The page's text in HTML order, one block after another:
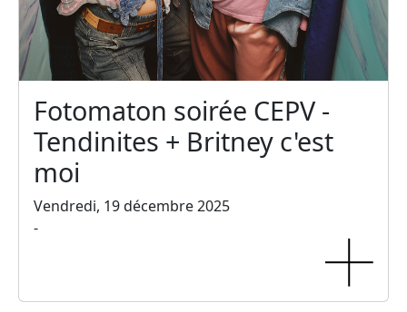
Fotomaton soirée CEPV -
Tendinites + Britney c'est
moi
Vendredi, 19 décembre 2025
-